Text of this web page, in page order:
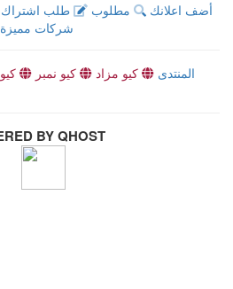
أضف اعلانك مطلوب طلب اشتراك
شركات مميزة
المنتدى كيو مزاد كيو نمبر
BY QHOST